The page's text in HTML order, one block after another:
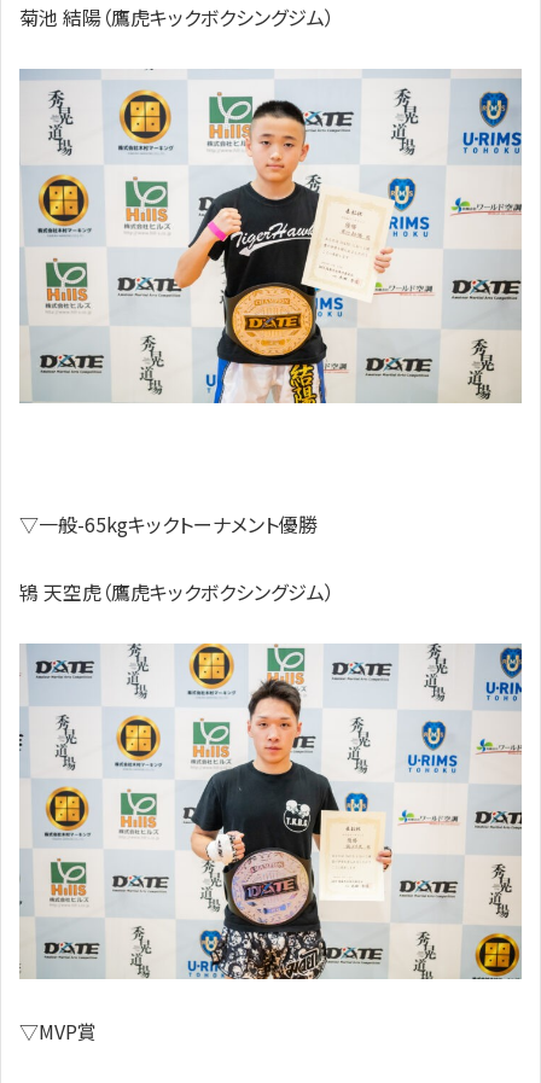
菊池 結陽（鷹虎キックボクシングジム）
▽一般-65kgキックトーナメント優勝
鴇 天空虎（鷹虎キックボクシングジム）
▽MVP賞